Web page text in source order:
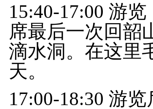
15:40-17:00 游览
席最后一次回韶
滴水洞。在这里
天。
17:00-18:30 游